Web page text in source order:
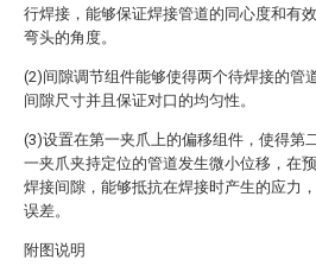
行焊接，能够保证焊接管道的同心度和有
弯头的角度。
(2)间隙调节组件能够使得两个待焊接的管
间隙尺寸并且保证对口的均匀性。
(3)设置在第一夹爪上的偏移组件，使得第
一夹爪夹持定位的管道发生微小位移，在
焊接间隙，能够抵抗在焊接时产生的应力
误差。
附图说明